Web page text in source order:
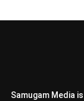
Samugam Media